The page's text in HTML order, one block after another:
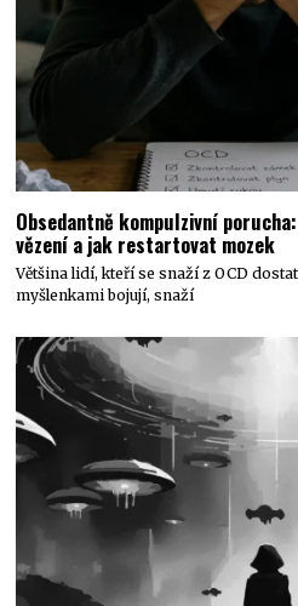
Obsedantně kompulzivní
vězení a jak restartovat mozek
Většina lidí, kteří se snaží z OCD
myšlenkami bojují, snaží